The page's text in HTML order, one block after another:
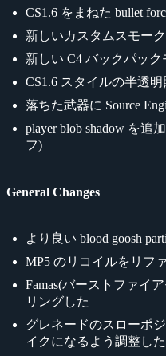
CS1.6 をまねた bullet
新しいカスタムスモー
新しい C4 バックパッ
CS1.6 スタイルの半透
落ちた武器に Source
player blob shadow を追
フ)
General Changes
より良い blood goosh
MP5 のリコイルをリフ
Famas(バーストファイ
リングした
グレネードのスローポ
イクになるよう調整した